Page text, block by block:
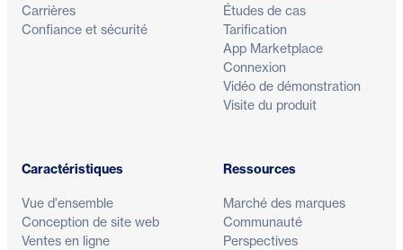
Carrières
Confiance et sécurité
Études de cas
Tarification
App Marketplace
Connexion
Vidéo de démonstration
Visite du produit
Caractéristiques
Vue d'ensemble
Conception de site web
Ventes en ligne
Ressources
Marché des marques
Communauté
Perspectives